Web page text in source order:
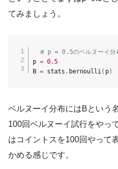
てみましょう。
# p = 0.5のベルヌーイ分
p = 0.5
B = stats . bernoulli( p)
ベルヌーイ分布にはBという
100回ベルヌーイ試行をやっ
はコイントスを100回やって
かめる感じです。